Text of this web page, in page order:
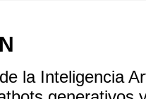
la Inteligencia